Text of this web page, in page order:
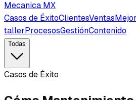
Mecanica MX
Casos de ÉxitoClientesVentas
tallerProcesosGestiónContenido
Todas
Casos de Éxito